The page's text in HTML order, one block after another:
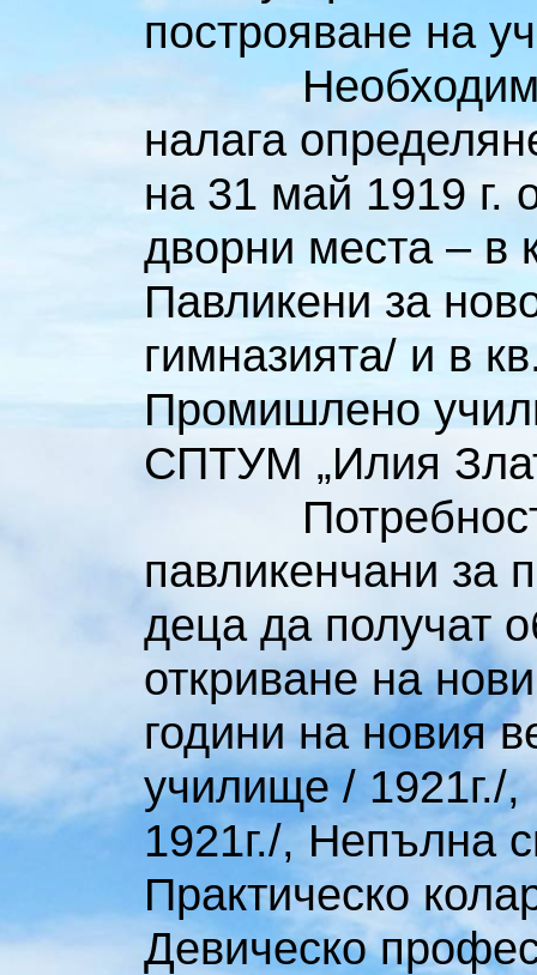
построяване на
налага
на 31 май 1919 г.
дворни места – в
Павликени за
гимназията/ и в
Промишлено
СПТУМ „Илия
Потребността
павликенчани за
деца да получат
откриване на
години на новия
училище / 1921г./,
1921г./, Непълна
Практическо
Девическо